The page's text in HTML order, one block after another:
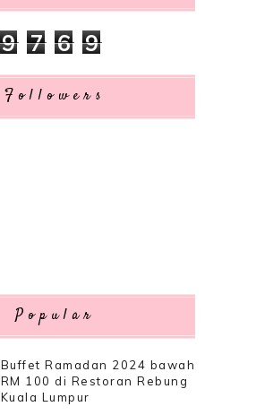
9 7 6 9
Followers
Popular
Buffet Ramadan 2024 bawah
RM 100 di Restoran Rebung
Kuala Lumpur